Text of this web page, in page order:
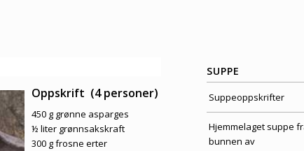
Oppskrift (4 personer)
450 g grønne asparges
½ liter grønnsakskraft
300 g frosne erter
SUPPE
Suppeoppskrifter
Hjemmelaget suppe
bunnen av